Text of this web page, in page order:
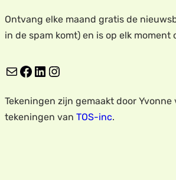
Ontvang elke maand gratis de
in de spam komt) en is op elk moment
E-mail Facebook LinkedIn Instagram
Tekeningen zijn gemaakt door
tekeningen vanTOS-inc.